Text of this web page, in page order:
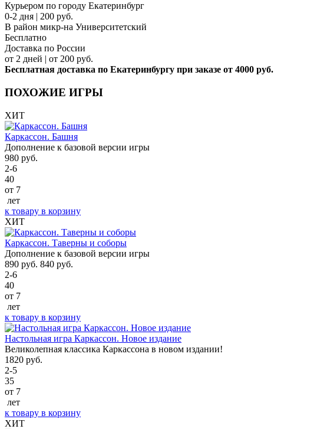
Курьером по городу Екатеринбург
0-2 дня | 200 руб.
В район микр-на Университетский
Бесплатно
Доставка по России
от 2 дней | от 200 руб.
Бесплатная доставка по Екатеринбургу при заказе от 4000 руб.
ПОХОЖИЕ ИГРЫ
ХИТ
Каркассон. Башня
Дополнение к базовой версии игры
980 руб.
2-6
40
от 7
лет
к товару в корзину
ХИТ
Каркассон. Таверны и соборы
Дополнение к базовой версии игры
890 руб. 840 руб.
2-6
40
от 7
лет
к товару в корзину
Настольная игра Каркассон. Новое издание
Великолепная классика Каркассона в новом издании!
1820 руб.
2-5
35
от 7
лет
к товару в корзину
ХИТ